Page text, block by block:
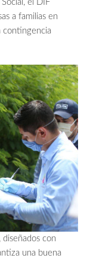
el DIF
a familias en
contingencia
con
una buena